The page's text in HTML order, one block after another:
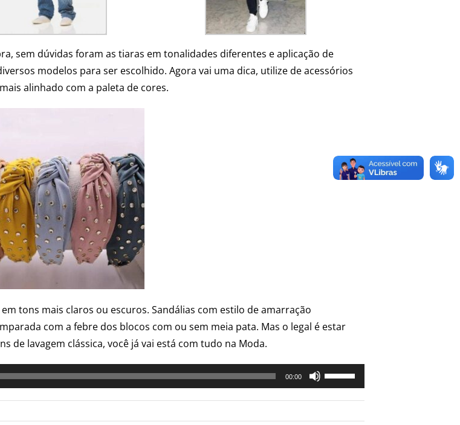
sem dúvidas foram as tiaras em tonalidades diferentes e aplicação de
modelos para ser escolhido. Agora vai uma dica, utilize de acessórios
alinhado com a paleta de cores.
tons mais claros ou escuros. Sandálias com estilo de amarração
com a febre dos blocos com ou sem meia pata. Mas o legal é estar
de lavagem clássica, você já vai está com tudo na Moda.
00:00
Use
as
para